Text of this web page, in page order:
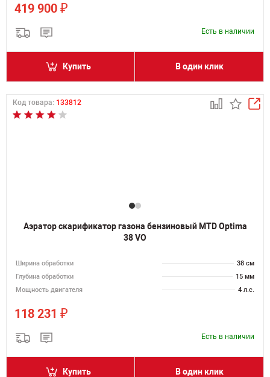
419 900 ₽
Есть в наличии
Купить В один клик
Код товара: 133812
Аэратор скарификатор газона бензиновый MTD Optima
38 VO
Ширина обработки
38 см
Глубина обработки
15 мм
Мощность двигателя
4 л.с.
118 231 ₽
Есть в наличии
Купить В один клик